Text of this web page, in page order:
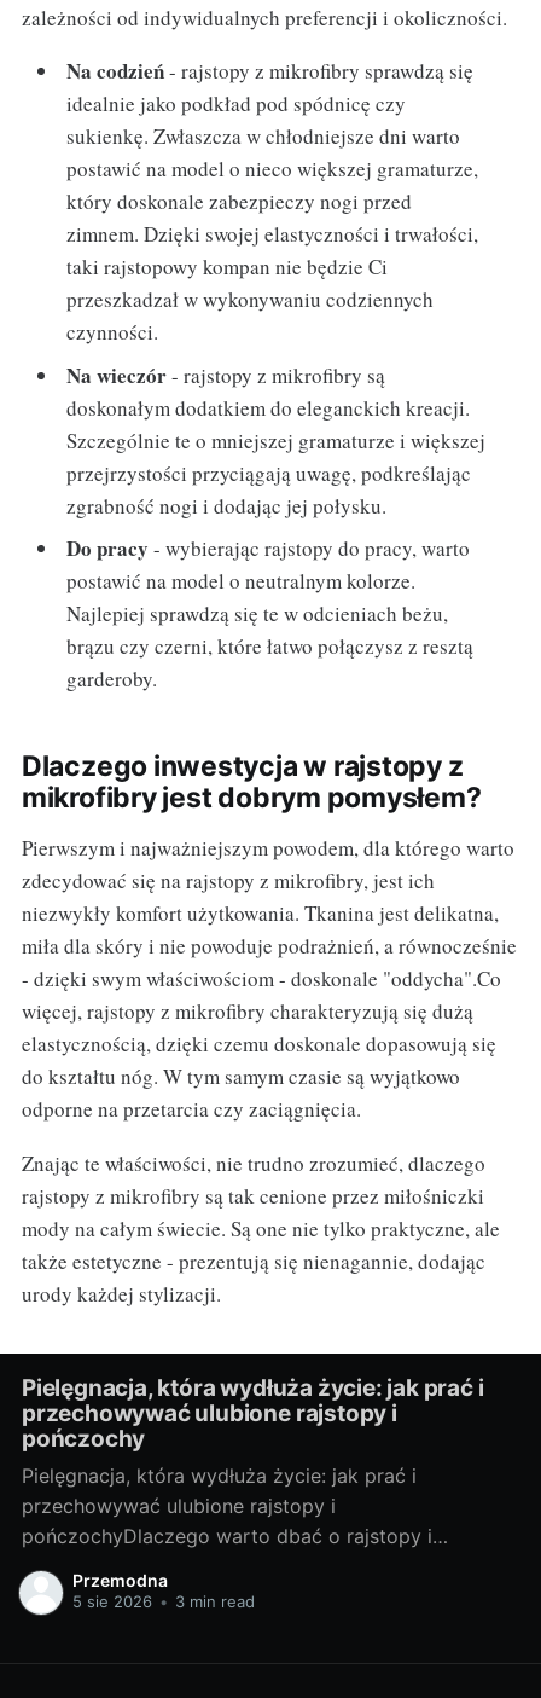
zależności od indywidualnych preferencji i okoliczności.
Na codzień- rajstopy z mikrofibry sprawdzą się
idealnie jako podkład pod spódnicę czy
sukienkę. Zwłaszcza w chłodniejsze dni warto
postawić na model o nieco większej gramaturze,
który doskonale zabezpieczy nogi przed
zimnem. Dzięki swojej elastyczności i trwałości,
taki rajstopowy kompan nie będzie Ci
przeszkadzał w wykonywaniu codziennych
czynności.
Na wieczór- rajstopy z mikrofibry są
doskonałym dodatkiem do eleganckich kreacji.
Szczególnie te o mniejszej gramaturze i większej
przejrzystości przyciągają uwagę, podkreślając
zgrabność nogi i dodając jej połysku.
Do pracy - wybierając rajstopy do pracy, warto
postawić na model o neutralnym kolorze.
Najlepiej sprawdzą się te w odcieniach beżu,
brązu czy czerni, które łatwo połączysz z resztą
garderoby.
Dlaczego inwestycja w rajstopy z
mikrofibry jest dobrym pomysłem?
Pierwszym i najważniejszym powodem, dla którego warto
zdecydować się na rajstopy z mikrofibry, jest ich
niezwykły komfort użytkowania. Tkanina jest delikatna,
miła dla skóry i nie powoduje podrażnień, a równocześnie
- dzięki swym właściwościom - doskonale "oddycha".Co
więcej, rajstopy z mikrofibry charakteryzują się dużą
elastycznością, dzięki czemu doskonale dopasowują się
do kształtu nóg. W tym samym czasie są wyjątkowo
odporne na przetarcia czy zaciągnięcia.
Znając te właściwości, nie trudno zrozumieć, dlaczego
rajstopy z mikrofibry są tak cenione przez miłośniczki
mody na całym świecie. Są one nie tylko praktyczne, ale
także estetyczne - prezentują się nienagannie, dodając
urody każdej stylizacji.
Pielęgnacja, która wydłuża życie: jak prać i
przechowywać ulubione rajstopy i
pończochy
Pielęgnacja, która wydłuża życie: jak prać i
przechowywać ulubione rajstopy i
pończochyDlaczego warto dbać o rajstopy i
pończochyRajstopy i pończochy to małe modowe
sprzymierzeńczki, które potrafią odmienić stylizację i
Przemodna
5 sie 2026 • 3 min read